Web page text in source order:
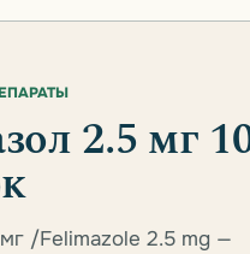
2.5 мг
/Felimazole 2.5 mg —